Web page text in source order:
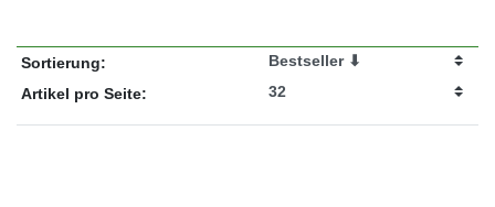
Sortierung:
Artikel pro Seite: